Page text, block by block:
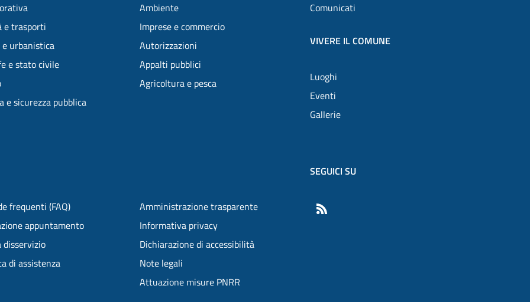
e trasporti
urbanistica
e stato civile
e sicurezza pubblica
Ambiente
Imprese e commercio
Autorizzazioni
Appalti pubblici
Agricoltura e pesca
Comunicati
VIVERE IL COMUNE
Luoghi
Eventi
Gallerie
frequenti (FAQ)
appuntamento
disservizio
di assistenza
Amministrazione trasparente
Informativa privacy
Dichiarazione di accessibilità
Note legali
Attuazione misure PNRR
SEGUICI SU